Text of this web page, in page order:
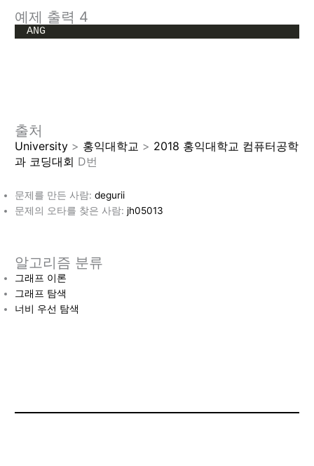
예제 출력 4
ANG
출처
University > 홍익대학교 > 2018 홍익대학교 컴퓨터공학
과 코딩대회 D번
문제를 만든 사람:degurii
문제의 오타를 찾은 사람:jh05013
알고리즘 분류
그래프 이론
그래프 탐색
너비 우선 탐색